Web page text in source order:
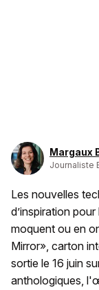
Margaux
Journaliste
Les nouvelles
d’inspiration
moquent ou en
Mirror», carton
sortie le 16 juin
anthologiques,